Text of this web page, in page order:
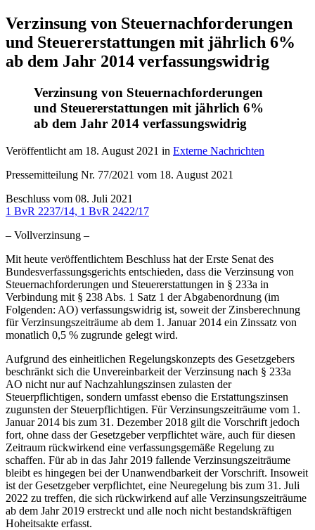
Verzinsung von Steuernachforderungen
und Steuererstattungen mit jährlich 6%
ab dem Jahr 2014 verfassungswidrig
Verzinsung von Steuernachforderungen
und Steuererstattungen mit jährlich 6%
ab dem Jahr 2014 verfassungswidrig
Veröffentlicht am 18. August 2021 in Externe Nachrichten
Pressemitteilung Nr. 77/2021 vom 18. August 2021
Beschluss vom 08. Juli 2021
1 BvR 2237/14, 1 BvR 2422/17
– Vollverzinsung –
Mit heute veröffentlichtem Beschluss hat der Erste Senat des
Bundesverfassungsgerichts entschieden, dass die Verzinsung von
Steuernachforderungen und Steuererstattungen in § 233a in
Verbindung mit § 238 Abs. 1 Satz 1 der Abgabenordnung (im
Folgenden: AO) verfassungswidrig ist, soweit der Zinsberechnung
für Verzinsungszeiträume ab dem 1. Januar 2014 ein Zinssatz von
monatlich 0,5 % zugrunde gelegt wird.
Aufgrund des einheitlichen Regelungskonzepts des Gesetzgebers
beschränkt sich die Unvereinbarkeit der Verzinsung nach § 233a
AO nicht nur auf Nachzahlungszinsen zulasten der
Steuerpflichtigen, sondern umfasst ebenso die Erstattungszinsen
zugunsten der Steuerpflichtigen. Für Verzinsungszeiträume vom 1.
Januar 2014 bis zum 31. Dezember 2018 gilt die Vorschrift jedoch
fort, ohne dass der Gesetzgeber verpflichtet wäre, auch für diesen
Zeitraum rückwirkend eine verfassungsgemäße Regelung zu
schaffen. Für ab in das Jahr 2019 fallende Verzinsungszeiträume
bleibt es hingegen bei der Unanwendbarkeit der Vorschrift. Insoweit
ist der Gesetzgeber verpflichtet, eine Neuregelung bis zum 31. Juli
2022 zu treffen, die sich rückwirkend auf alle Verzinsungszeiträume
ab dem Jahr 2019 erstreckt und alle noch nicht bestandskräftigen
Hoheitsakte erfasst.